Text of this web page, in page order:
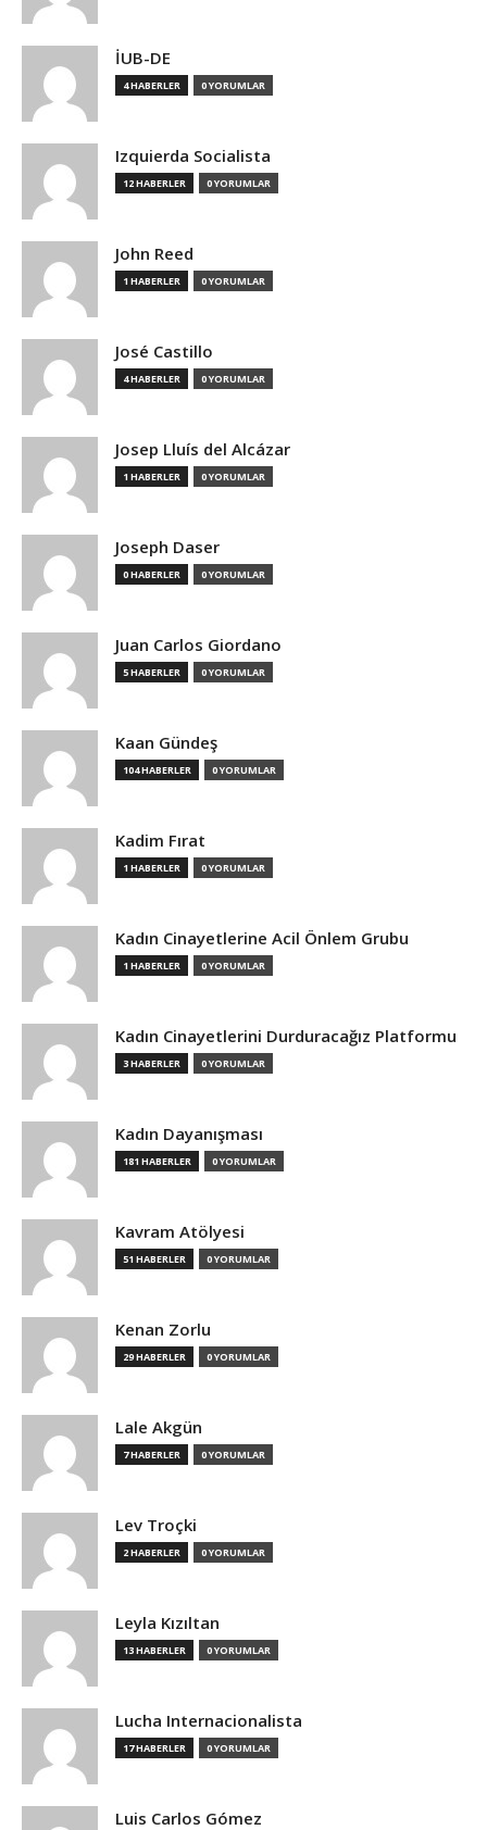
İUB-DE
4 HABERLER 0 YORUMLAR
Izquierda Socialista
12 HABERLER 0 YORUMLAR
John Reed
1 HABERLER 0 YORUMLAR
José Castillo
4 HABERLER 0 YORUMLAR
Josep Lluís del Alcázar
1 HABERLER 0 YORUMLAR
Joseph Daser
0 HABERLER 0 YORUMLAR
Juan Carlos Giordano
5 HABERLER 0 YORUMLAR
Kaan Gündeş
104 HABERLER 0 YORUMLAR
Kadim Fırat
1 HABERLER 0 YORUMLAR
Kadın Cinayetlerine Acil Önlem Grubu
1 HABERLER 0 YORUMLAR
Kadın Cinayetlerini Durduracağız Platformu
3 HABERLER 0 YORUMLAR
Kadın Dayanışması
181 HABERLER 0 YORUMLAR
Kavram Atölyesi
51 HABERLER 0 YORUMLAR
Kenan Zorlu
29 HABERLER 0 YORUMLAR
Lale Akgün
7 HABERLER 0 YORUMLAR
Lev Troçki
2 HABERLER 0 YORUMLAR
Leyla Kızıltan
13 HABERLER 0 YORUMLAR
Lucha Internacionalista
17 HABERLER 0 YORUMLAR
Luis Carlos Gómez